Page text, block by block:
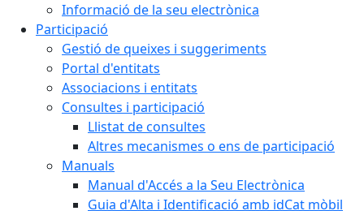
Informació de la seu electrònica
Participació
Gestió de queixes i suggeriments
Portal d'entitats
Associacions i entitats
Consultes i participació
Llistat de consultes
Altres mecanismes o ens de participació
Manuals
Manual d'Accés a la Seu Electrònica
Guia d'Alta i Identificació amb idCat mòbil